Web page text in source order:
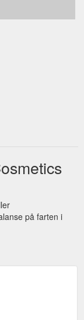
på farten i